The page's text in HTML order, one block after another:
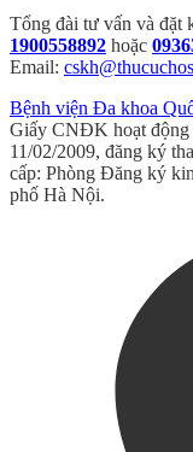
Tổng đài tư vấn và đặt
1900558892 hoặc
Email:
Bệnh viện Đa khoa
Giấy CNĐK hoạt động
11/02/2009, đăng ký
cấp: Phòng Đăng ký
phố Hà Nội.